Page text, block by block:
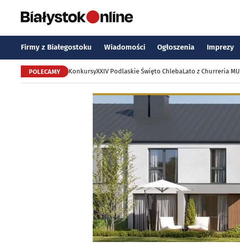
Firmy z Białegostoku Wiadomości Ogłoszenia Imprezy
POLECAMY KonkursyXXIV Podlaskie Święto ChlebaLato z Churreria